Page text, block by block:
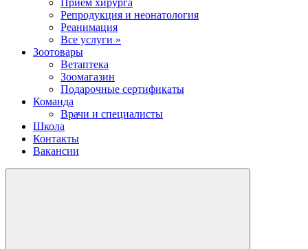
Прием хирурга
Репродукция и неонатология
Реанимация
Все услуги »
Зоотовары
Ветаптека
Зоомагазин
Подарочные сертификаты
Команда
Врачи и специалисты
Школа
Контакты
Вакансии